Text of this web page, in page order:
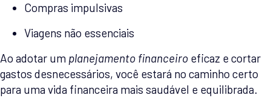
Compras impulsivas
Viagens não essenciais
Ao adotar um planejamento financeiro eficaz e cortar
gastos desnecessários, você estará no caminho certo
para uma vida financeira mais saudável e equilibrada.